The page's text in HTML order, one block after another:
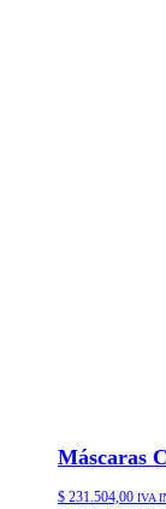
Máscaras
$ 231.504,00 IVA